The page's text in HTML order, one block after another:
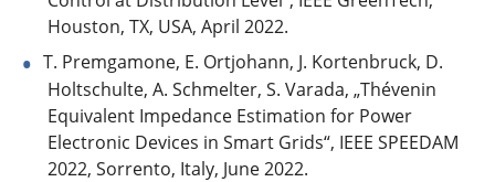
Houston, TX, USA, April 2022.
T. Premgamone, E. Ortjohann, J. Kortenbruck, D.
Holtschulte, A. Schmelter, S. Varada, „Thévenin
Equivalent Impedance Estimation for Power
Electronic Devices in Smart Grids“, IEEE SPEEDAM
2022, Sorrento, Italy, June 2022.